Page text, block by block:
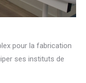
pour la fabrication
ses instituts de